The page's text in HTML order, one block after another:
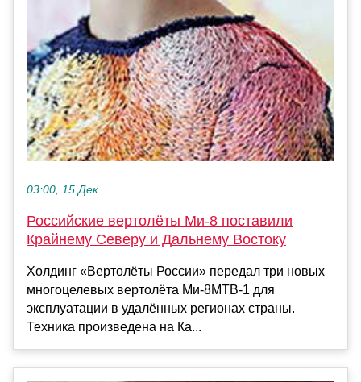
03:00, 15 Дек
Российские вертолёты Ми-8 поставили
Крайнему Северу и Дальнему Востоку
Холдинг «Вертолёты России» передал три новых
многоцелевых вертолёта Ми-8МТВ-1 для
эксплуатации в удалённых регионах страны.
Техника произведена на Ка...